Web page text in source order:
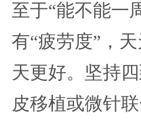
至于“能不能一
有“疲劳度”，
天更好。坚持
皮移植或微针